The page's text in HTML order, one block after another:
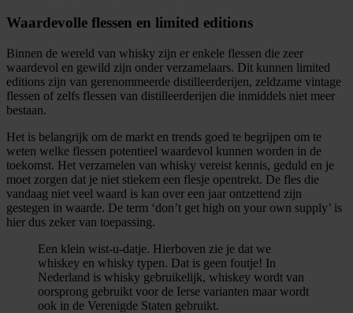
Waardevolle flessen en limited editions
Binnen de wereld van whisky zijn er enkele flessen die zeer
waardevol en gewild zijn onder verzamelaars. Dit kunnen limited
editions zijn van gerenommeerde distilleerderijen, zeldzame vintage
flessen of zelfs flessen van distilleerderijen die inmiddels niet meer
bestaan.
Het is belangrijk om de markt en trends goed te begrijpen om te
weten welke flessen potentieel waardevol kunnen worden in de
toekomst. Het verzamelen van whisky vereist kennis, geduld en je
moet zorgen dat je niet stiekem een flesje opentrekt. De fles die
vandaag niet veel waard is kan over een jaar ontzettend zijn
gestegen in waarde. De term ‘don’t get high on your own supply’ is
hier dus zeker van toepassing.
Een klein wist-u-datje. Hierboven zie je dat we
whiskey en whisky typen. Dat is geen foutje! In
Nederland is whisky gebruikelijk, whiskey wordt van
oorsprong gebruikt voor de Ierse varianten maar wordt
ook in de Verenigde Staten gebruikt.